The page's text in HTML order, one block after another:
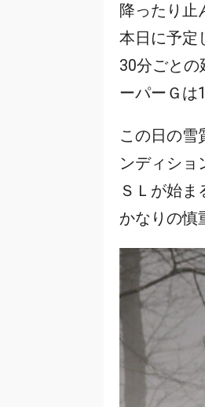
降ったり止
本日に予定
30分ごとの
ーパーＧは
この日の雪
ンディショ
ＳＬが始ま
かなりの慎